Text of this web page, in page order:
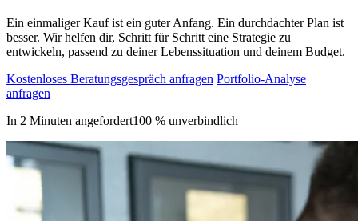
Ein einmaliger Kauf ist ein guter Anfang. Ein durchdachter Plan ist
besser. Wir helfen dir, Schritt für Schritt eine Strategie zu
entwickeln, passend zu deiner Lebenssituation und deinem Budget.
Kostenloses Beratungsgespräch anfragen Portfolio-Analyse
anfragen
In 2 Minuten angefordert100 % unverbindlich